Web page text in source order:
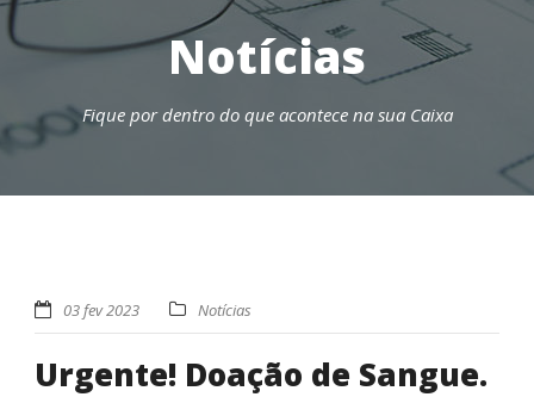
Notícias
Fique por dentro do que acontece na sua Caixa
03 fev 2023 Notícias
Urgente! Doação de Sangue.